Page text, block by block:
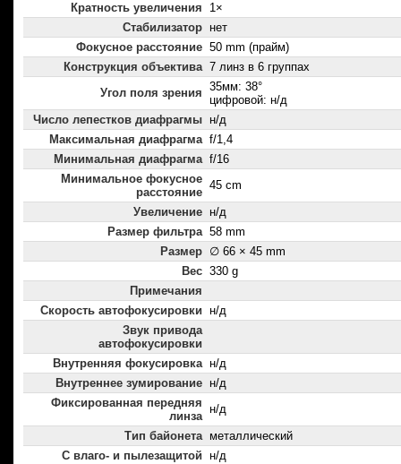
Кратность увеличения
1×
Стабилизатор нет
Фокусное расстояние 50 mm (прайм)
Конструкция объектива 7 линз в 6 группах
Угол поля зрения 35мм: 38°
цифровой: н/д
Число лепестков диафрагмы н/д
Максимальная диафрагма f/1,4
Минимальная диафрагма f/16
Минимальное фокусное
расстояние
45 cm
Увеличение н/д
Размер фильтра 58 mm
Размер ∅ 66 × 45 mm
Вес 330 g
Примечания
Скорость автофокусировки н/д
Звук привода
автофокусировки
Внутренняя фокусировка н/д
Внутреннее зумирование н/д
Фиксированная передняя
линза
н/д
Тип байонета металлический
С влаго- и пылезащитой н/д